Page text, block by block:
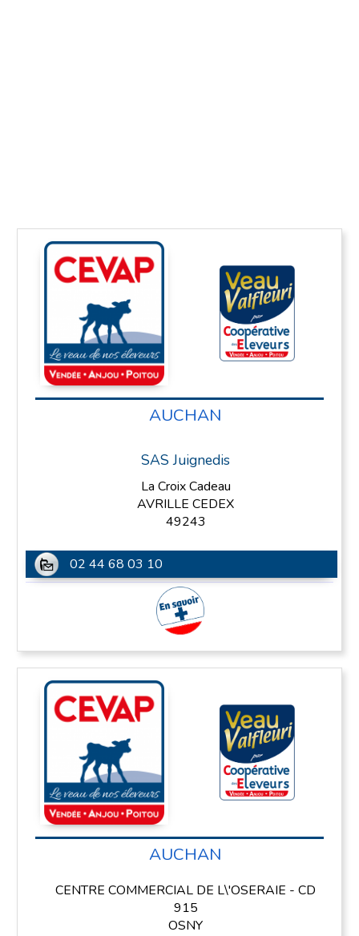
AUCHAN
SAS Juignedis
La Croix Cadeau
AVRILLE CEDEX
49243
02 44 68 03 10
AUCHAN
CENTRE COMMERCIAL DE L\'OSERAIE - CD
915
OSNY